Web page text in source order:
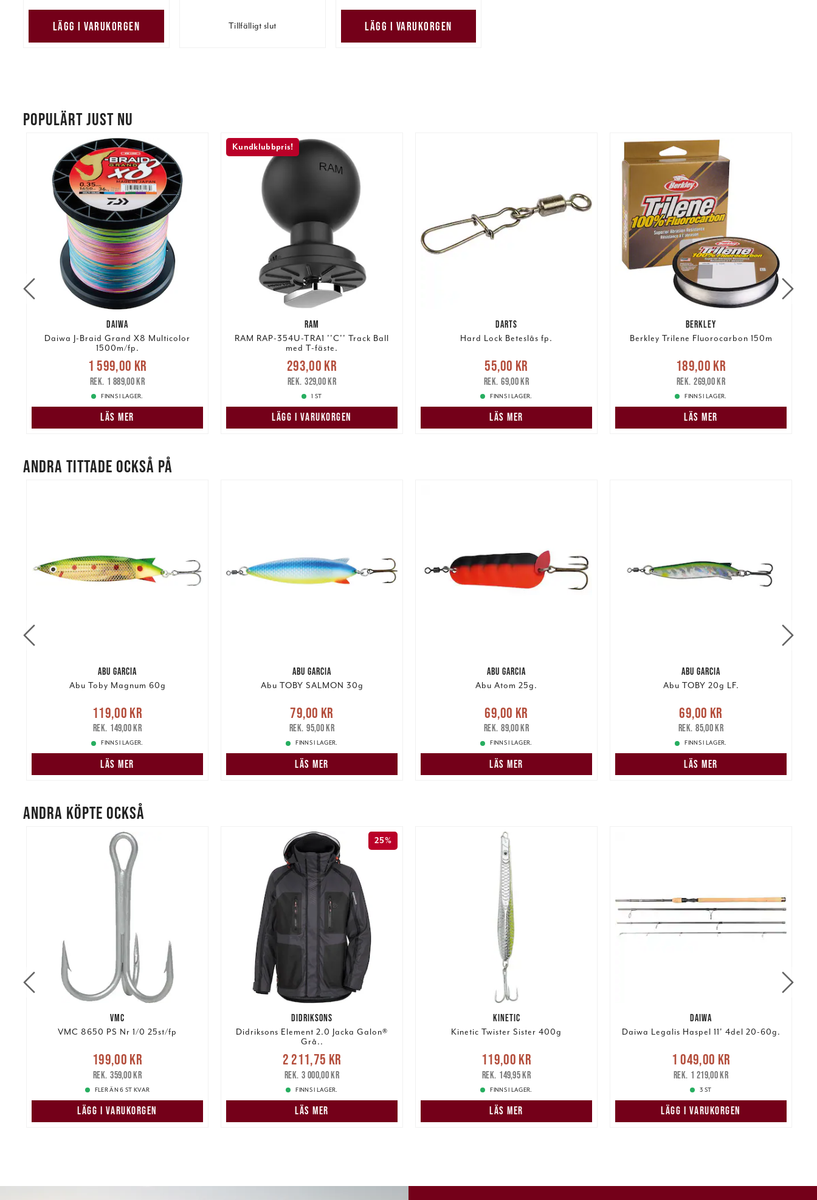
LÄGG I VARUKORGEN Tillfälligt slut LÄGG I VARUKORGEN
POPULÄRT JUST NU
DAIWA
Daiwa J-Braid Grand X8 Multicolor
1500m/fp.
Nuvarande pris
1 599,00 krTidigare pris
1 889,00 kr
1 599,00 kr
1 889,00 kr
FINNS I LAGER.
LÄS MER
Kundklubbpris!
RAM
RAM RAP-354U-TRA1 ''C'' Track Ball
med T-fäste.
Nuvarande pris
Tidigare pris
293,00 kr
329,00 kr
1 ST
LÄGG I VARUKORGEN
DARTS
Hard Lock Beteslås fp.
Nuvarande pris:55,00 kr
pris:69,00 kr
55,00 kr
69,00 kr
FINNS I LAGER.
LÄS MER
BERKLEY
Berkley Trilene Fluorocarbon 150m
Nuvarande pris
Tidigare pris
189,00 kr
269,00 kr
FINNS I LAGER.
LÄS MER
ANDRA TITTADE OCKSÅ PÅ
ABU GARCIA
Abu Toby Magnum 60g
Nuvarande pris
Tidigare pris
119,00 kr
149,00 kr
FINNS I LAGER.
LÄS MER
ABU GARCIA
Abu TOBY SALMON 30g
Nuvarande pris :79,00 kr
pris:95,00 kr
79,00 kr
95,00 kr
FINNS I LAGER.
LÄS MER
ABU GARCIA
Abu Atom 25g.
Nuvarande pris :69,00 kr
pris:89,00 kr
69,00 kr
89,00 kr
FINNS I LAGER.
LÄS MER
ABU GARCIA
Abu TOBY 20g LF.
Nuvarande pris :69,00 kr
pris:85,00 kr
69,00 kr
85,00 kr
FINNS I LAGER.
LÄS MER
ANDRA KÖPTE OCKSÅ
VMC
VMC 8650 PS Nr 1/0 25st/fp
Nuvarande pris
Tidigare pris
199,00 kr
359,00 kr
FLER ÄN 6 ST KVAR
LÄGG I VARUKORGEN
25%
DIDRIKSONS
Didriksons Element 2.0 Jacka Galon®
Grå..
Nuvarande pris
2 211,75 krTidigare pris
3 000,00 kr
2 211,75 kr
3 000,00 kr
FINNS I LAGER.
LÄS MER
KINETIC
Kinetic Twister Sister 400g
Nuvarande pris
Tidigare pris
119,00 kr
149,95 kr
FINNS I LAGER.
LÄS MER
DAIWA
Daiwa Legalis Haspel 11' 4del 20-60g.
Nuvarande pris
1 049,00 krTidigare pris
1 219,00 kr
1 049,00 kr
1 219,00 kr
3 ST
LÄGG I VARUKORGEN